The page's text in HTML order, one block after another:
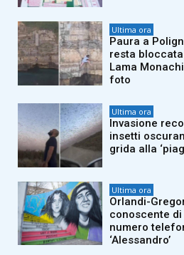
Ultima ora
Paura a
resta
Lama
foto
Ultima ora
Invasione
insetti
grida alla
Ultima ora
Orlandi-
conoscente
numero
‘Alessandro’